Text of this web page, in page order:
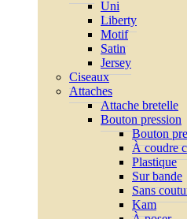
Uni
Liberty
Motif
Satin
Jersey
Ciseaux
Attaches
Attache bretelle
Bouton pression
Bouton
À coudre
Plastique
Sur bande
Sans
Kam